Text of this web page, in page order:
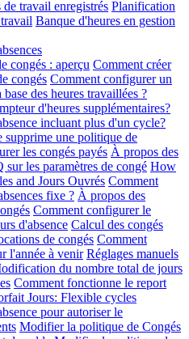
travail enregistrés Planification
Banque d'heures en gestion
congés : aperçu Comment créer
congés Comment configurer un
des heures travaillées ?
d'heures supplémentaires?
incluant plus d'un cycle?
supprime une politique de
les congés payés À propos des
sur les paramètres de congé How
and Jours Ouvrés Comment
fixe ? À propos des
Comment configurer le
d'absence Calcul des congés
de congés Comment
l'année à venir Réglages manuels
du nombre total de jours
Comment fonctionne le report
Jours: Flexible cycles
pour autoriser le
Modifier la politique de Congés